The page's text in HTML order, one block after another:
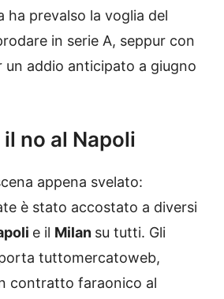
ha prevalso la voglia del
in serie A, seppur con
un addio anticipato a giugno
no al Napoli
appena svelato:
è stato accostato a diversi
e il Milan su tutti. Gli
tuttomercatoweb,
contratto faraonico al